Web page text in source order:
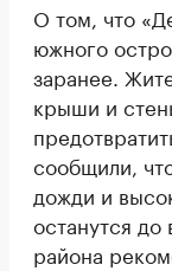
О том, что
южного
заранее.
крыши и
сообщили,
дожди и
останутся
района